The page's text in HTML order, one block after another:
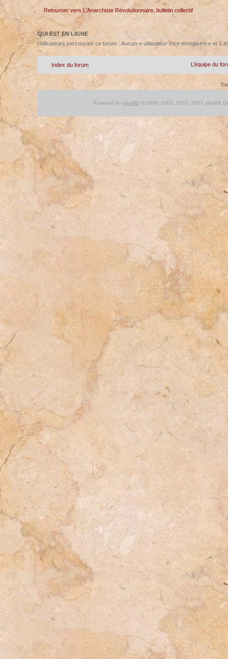
Retourner vers L'Anarchiste Révolutionnaire, bulletin collectif
QUI EST EN LIGNE
Utilisateurs parcourant ce forum : Aucun-e utilisateur-trice enregistré-e et 1
Index du forum L’équipe du
Powered by phpBB © 2000, 2002, 2005, 2007 phpBB